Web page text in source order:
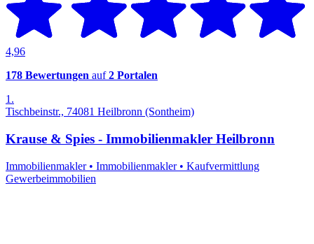
4,96
178 Bewertungen auf2 Portalen
1.
Tischbeinstr., 74081 Heilbronn (Sontheim)
Krause & Spies - Immobilienmakler Heilbronn
Immobilienmakler • Immobilienmakler • Kaufvermittlung
Gewerbeimmobilien